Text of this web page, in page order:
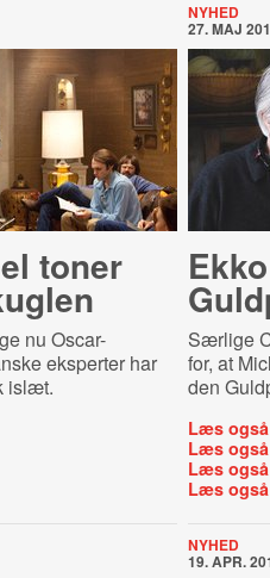
toner
nu Oscar-
eksperter har
islæt.
NYHED
27. MAJ
Særlige
for, at
den
Læs
Læs
Læs
Læs
NYHED
19. APR.